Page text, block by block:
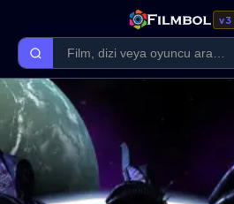
v3
Ana Sayfa
Forum